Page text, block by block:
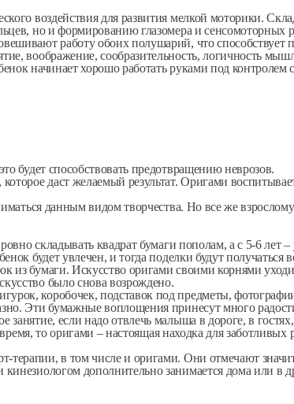
(ТКМП)
родителей
воздействия для развития мелкой моторики.
но и формированию глазомера и сенсомоторных
работу обоих полушарий, что способствует
воображение, сообразительность, логичность
начинает хорошо работать руками под контролем
будет способствовать предотвращению неврозов.
даст желаемый результат. Оригами
данным видом творчества. Но все же
складывать квадрат бумаги пополам, а с 5-6
будет увлечен, и тогда поделки будут получаться
из бумаги. Искусство оригами своими корнями
было снова возрождено.
коробочек, подставок под предметы,
Эти бумажные воплощения принесут много
если надо отвлечь малыша в дороге, в
то оригами – настоящая находка для заботливых
в том числе и оригами. Они отмечают
дополнительно занимается дома или в
Согласен на обработку персональных